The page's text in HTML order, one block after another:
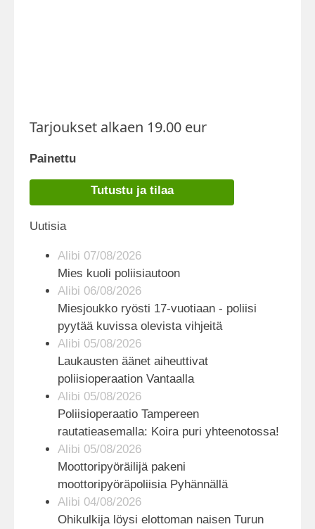
Tarjoukset alkaen 19.00 eur
Painettu
Tutustu ja tilaa
Uutisia
Alibi 07/08/2026
Mies kuoli poliisiautoon
Alibi 06/08/2026
Miesjoukko ryösti 17-vuotiaan - poliisi
pyytää kuvissa olevista vihjeitä
Alibi 05/08/2026
Laukausten äänet aiheuttivat
poliisioperaation Vantaalla
Alibi 05/08/2026
Poliisioperaatio Tampereen
rautatieasemalla: Koira puri yhteenotossa!
Alibi 05/08/2026
Moottoripyöräilijä pakeni
moottoripyöräpoliisia Pyhännällä
Alibi 04/08/2026
Ohikulkija löysi elottoman naisen Turun